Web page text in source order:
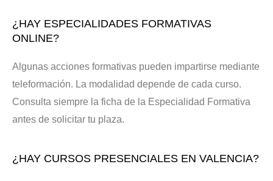
¿HAY ESPECIALIDADES FORMATIVAS
ONLINE?
Algunas acciones formativas pueden impartirse mediante
teleformación. La modalidad depende de cada curso.
Consulta siempre la ficha de la Especialidad Formativa
antes de solicitar tu plaza.
¿HAY CURSOS PRESENCIALES EN VALENCIA?